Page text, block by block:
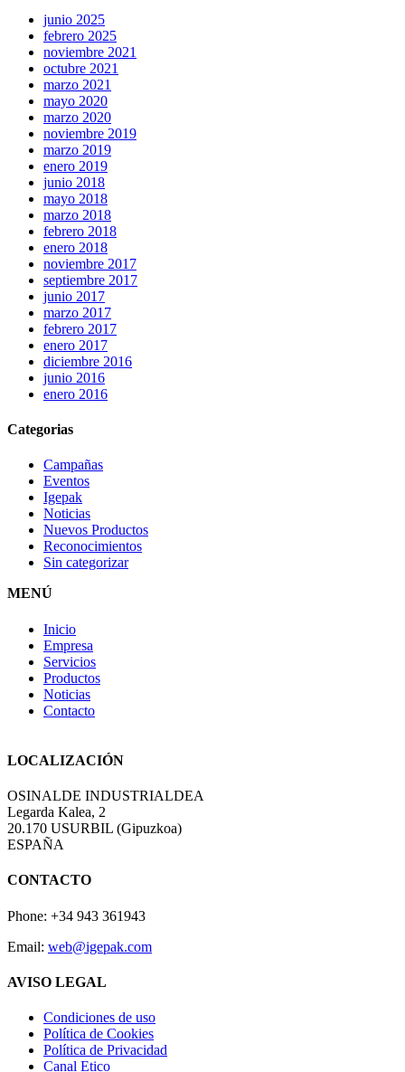
junio 2025
febrero 2025
noviembre 2021
octubre 2021
marzo 2021
mayo 2020
marzo 2020
noviembre 2019
marzo 2019
enero 2019
junio 2018
mayo 2018
marzo 2018
febrero 2018
enero 2018
noviembre 2017
septiembre 2017
junio 2017
marzo 2017
febrero 2017
enero 2017
diciembre 2016
junio 2016
enero 2016
Categorias
Campañas
Eventos
Igepak
Noticias
Nuevos Productos
Reconocimientos
Sin categorizar
MENÚ
Inicio
Empresa
Servicios
Productos
Noticias
Contacto
LOCALIZACIÓN
OSINALDE INDUSTRIALDEA
Legarda Kalea, 2
20.170 USURBIL (Gipuzkoa)
ESPAÑA
CONTACTO
Phone: +34 943 361943
Email: web@igepak.com
AVISO LEGAL
Condiciones de uso
Política de Cookies
Política de Privacidad
Canal Etico